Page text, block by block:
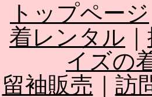
トップページ
着レンタル
イズの
留袖販売
訪